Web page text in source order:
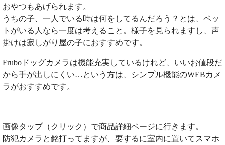
おやつもあげられます。
うちの子、一人でいる時は何をしてるんだろう？とは、ペッ
トがいる人なら一度は考えること。様子を見られますし、声
掛けは寂しがり屋の子におすすめです。
Fruboドッグカメラは機能充実しているけれど、いいお値段だ
から手が出しにくい…という方は、シンプル機能のWEBカメ
ラがおすすめです。
画像タップ（クリック）で商品詳細ページに行きます。
防犯カメラと銘打ってますが、要するに室内に置いてスマホ